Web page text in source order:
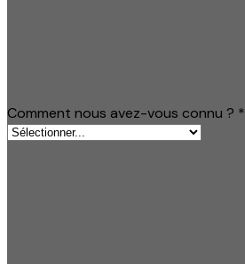
Comment nous avez-vous connu ? *